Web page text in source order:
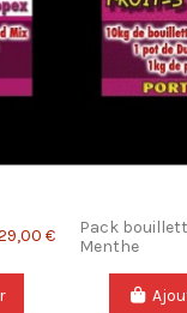
€
Pack
Menthe